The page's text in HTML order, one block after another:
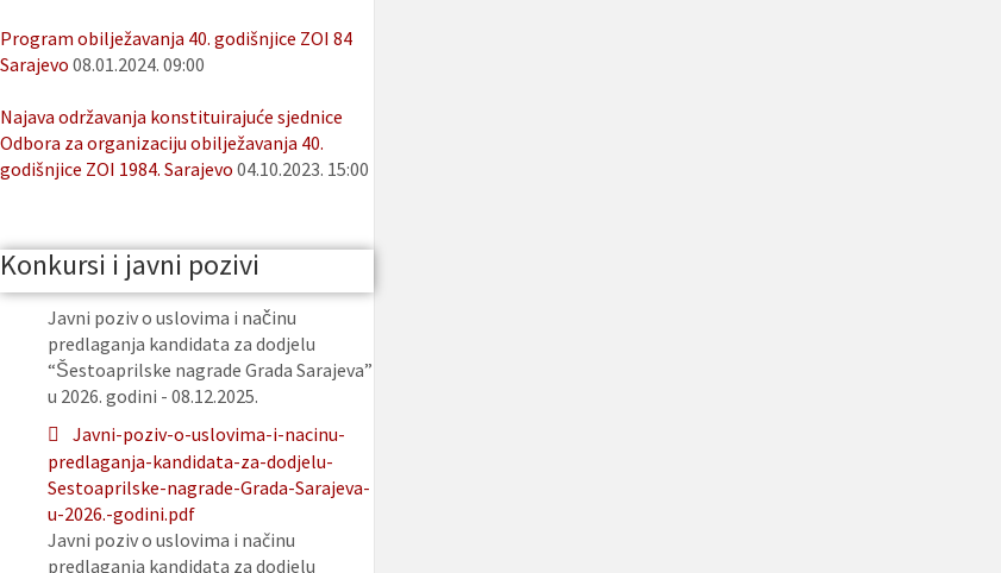
Program obilježavanja 40. godišnjice ZOI 84
Sarajevo 08.01.2024. 09:00
Najava održavanja konstituirajuće sjednice
Odbora za organizaciju obilježavanja 40.
godišnjice ZOI 1984. Sarajevo 04.10.2023. 15:00
Konkursi i javni pozivi
Javni poziv o uslovima i načinu
predlaganja kandidata za dodjelu
“Šestoaprilske nagrade Grada Sarajeva”
u 2026. godini - 08.12.2025.
Javni-poziv-o-uslovima-i-nacinu-
predlaganja-kandidata-za-dodjelu-
Sestoaprilske-nagrade-Grada-Sarajeva-
u-2026.-godini.pdf
Javni poziv o uslovima i načinu
predlaganja kandidata za dodjelu